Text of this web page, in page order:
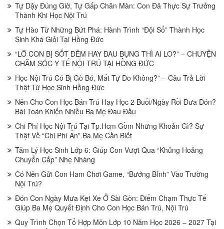
Tự Dậy Đúng Giờ, Tự Gấp Chăn Màn: Con Đã Thực Sự Trưởng
Thành Khi Học Nội Trú
Tự Hào Từ Những Bứt Phá: Hành Trình “Đội Sổ” Thành Học
Sinh Khá Giỏi Tại Hồng Đức
“LỠ CON BỊ SỐT ĐÊM HAY ĐAU BỤNG THÌ AI LO?” – CHUYỆN
CHĂM SÓC Y TẾ NỘI TRÚ TẠI HỒNG ĐỨC
Học Nội Trú Có Bị Gò Bó, Mất Tự Do Không?” – Câu Trả Lời
Thật Từ Học Sinh Hồng Đức
Nên Cho Con Học Bán Trú Hay Học 2 Buổi/Ngày Rồi Đưa Đón?
Bài Toán Khiến Nhiều Ba Mẹ Đau Đầu
Chi Phí Học Nội Trú Tại Tp.Hcm Gồm Những Khoản Gì? Sự
Thật Về “Chi Phí Ẩn” Ba Mẹ Cần Biết
Tâm Lý Học Sinh Lớp 6: Giúp Con Vượt Qua “Khủng Hoảng
Chuyển Cấp” Nhẹ Nhàng
Có Nên Gửi Con Ham Chơi Game, “Bướng Bỉnh” Vào Trường
Nội Trú?
Đón Con Ngày Mưa Kẹt Xe Ở Sài Gòn: Điểm Chạm Thực Tế
Giúp Ba Mẹ Quyết Định Cho Con Học Bán Trú, Nội Trú
Quy Trình Chọn Tổ Hợp Môn Lớp 10 Năm Học 2026 – 2027 Tại